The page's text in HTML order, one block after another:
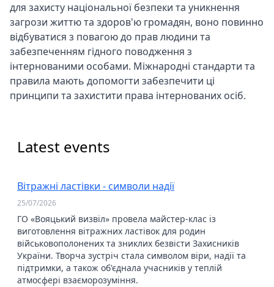
для захисту національної безпеки та уникнення
загрози життю та здоров'ю громадян, воно повинно
відбуватися з повагою до прав людини та
забезпеченням гідного поводження з
інтернованими особами. Міжнародні стандарти та
правила мають допомогти забезпечити ці
принципи та захистити права інтернованих осіб.
Latest events
Вітражні ластівки - символи надії
25/07/2026
ГО «Вояцький визвіл» провела майстер-клас із
виготовлення вітражних ластівок для родин
військовополонених та зниклих безвісти Захисників
України. Творча зустріч стала символом віри, надії та
підтримки, а також об'єднала учасників у теплій
атмосфері взаєморозуміння.